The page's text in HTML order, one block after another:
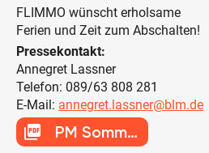
FLIMMO wünscht erholsame
Ferien und Zeit zum Abschalten!
Pressekontakt:
Annegret Lassner
Telefon: 089/63 808 281
E-Mail: annegret.lassner@blm.de
picture_as_pdf PM Sommerferien